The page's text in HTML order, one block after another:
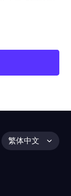
繁体中文